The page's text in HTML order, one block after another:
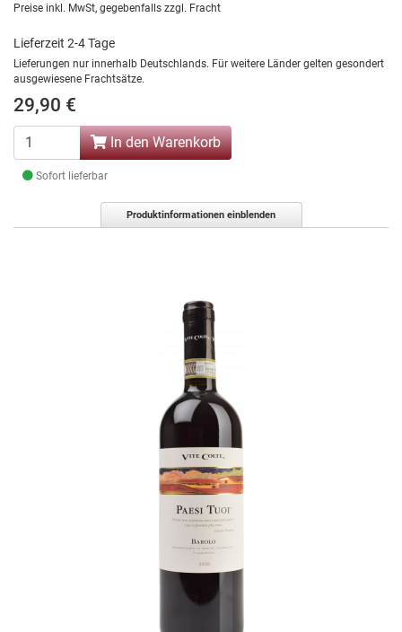
Preise inkl. MwSt, gegebenfalls zzgl. Fracht
Lieferzeit 2-4 Tage
Lieferungen nur innerhalb Deutschlands. Für weitere Länder gelten gesondert
ausgewiesene Frachtsätze.
29,90 €
In den Warenkorb
Sofort lieferbar
Produktinformationen einblenden